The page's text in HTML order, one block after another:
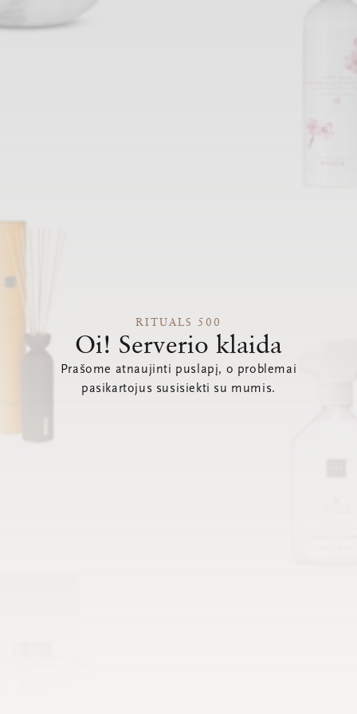
RITUALS 500
Oi! Serverio klaida
Prašome atnaujinti puslapį, o problemai
pasikartojus susisiekti su mumis.